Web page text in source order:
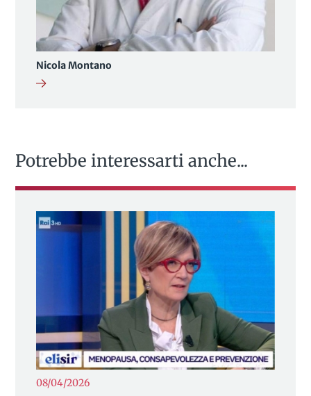
Nicola Montano
Potrebbe interessarti anche...
08/04/2026